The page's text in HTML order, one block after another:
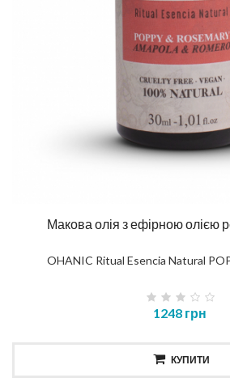
Макова олія з ефірною олією
OHANIC Ritual Esencia Natural
1248 грн
КУПИТИ